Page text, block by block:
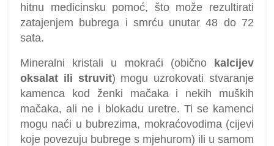
hitnu medicinsku pomoć, što može rezultirati
zatajenjem bubrega i smrću unutar 48 do 72
sata.
Mineralni kristali u mokraći (obično kalcijev
oksalat ili struvit) mogu uzrokovati stvaranje
kamenca kod ženki mačaka i nekih muških
mačaka, ali ne i blokadu uretre. Ti se kamenci
mogu naći u bubrezima, mokraćovodima (cijevi
koje povezuju bubrege s mjehurom) ili u samom